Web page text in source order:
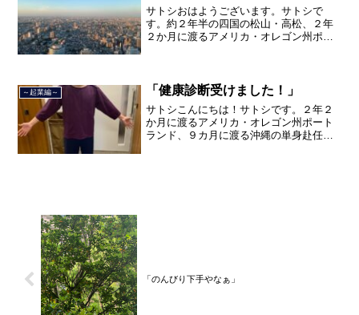
サトシおはようございます。サトシで
す。約２年半の四国の松山・高松、２年
２か月に渡るアメリカ・オレゴン州ポー
した。２０２１年３月９日よ...
～起業編～ 「健康診断受けました！」
サトシこんにちは！サトシです。２年２
か月に渡るアメリカ・オレゴン州ポート
ランド、９カ月に渡る沖縄の単身赴任の
「のんびり下手やなぁ」